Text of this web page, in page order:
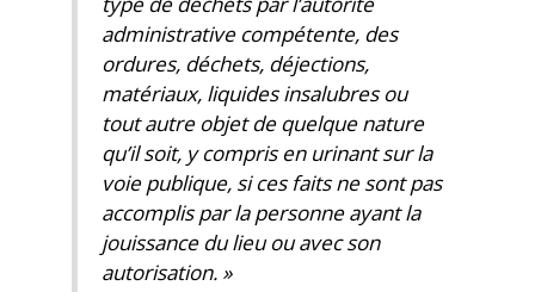
administrative compétente, des
ordures, déchets, déjections,
matériaux, liquides insalubres ou
tout autre objet de quelque nature
qu’il soit, y compris en urinant sur la
voie publique, si ces faits ne sont pas
accomplis par la personne ayant la
jouissance du lieu ou avec son
autorisation. »